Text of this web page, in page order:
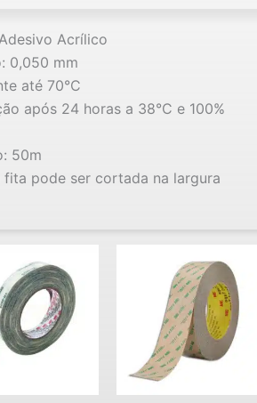
Acrílico
0,050 mm
até 70°C
após 24 horas a 38°C e 100%
50m
fita pode ser cortada na largura